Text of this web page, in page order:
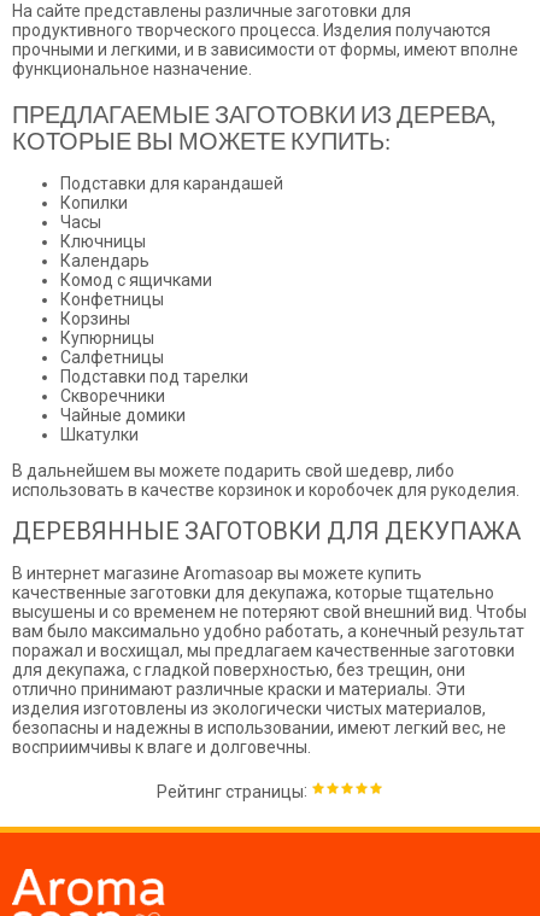
На сайте представлены различные заготовки для
продуктивного творческого процесса. Изделия получаются
прочными и легкими, и в зависимости от формы, имеют вполне
функциональное назначение.
ПРЕДЛАГАЕМЫЕ ЗАГОТОВКИ ИЗ ДЕРЕВА,
КОТОРЫЕ ВЫ МОЖЕТЕ КУПИТЬ:
Подставки для карандашей
Копилки
Часы
Ключницы
Календарь
Комод с ящичками
Конфетницы
Корзины
Купюрницы
Салфетницы
Подставки под тарелки
Скворечники
Чайные домики
Шкатулки
В дальнейшем вы можете подарить свой шедевр, либо
использовать в качестве корзинок и коробочек для рукоделия.
ДЕРЕВЯННЫЕ ЗАГОТОВКИ ДЛЯ ДЕКУПАЖА
В интернет магазине Aromasoap вы можете купить
качественные заготовки для декупажа, которые тщательно
высушены и со временем не потеряют свой внешний вид. Чтобы
вам было максимально удобно работать, а конечный результат
поражал и восхищал, мы предлагаем качественные заготовки
для декупажа, с гладкой поверхностью, без трещин, они
отлично принимают различные краски и материалы. Эти
изделия изготовлены из экологически чистых материалов,
безопасны и надежны в использовании, имеют легкий вес, не
восприимчивы к влаге и долговечны.
Рейтинг страницы: